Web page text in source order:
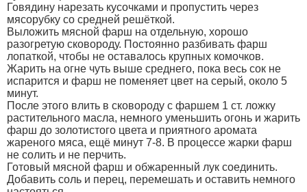
Говядину нарезать кусочками и пропустить через
мясорубку со средней решёткой.
Выложить мясной фарш на отдельную, хорошо
разогретую сковороду. Постоянно разбивать фарш
лопаткой, чтобы не оставалось крупных комочков.
Жарить на огне чуть выше среднего, пока весь сок не
испарится и фарш не поменяет цвет на серый, около 5
минут.
После этого влить в сковороду с фаршем 1 ст. ложку
растительного масла, немного уменьшить огонь и жарить
фарш до золотистого цвета и приятного аромата
жареного мяса, ещё минут 7-8. В процессе жарки фарш
не солить и не перчить.
Готовый мясной фарш и обжаренный лук соединить.
Добавить соль и перец, перемешать и оставить немного